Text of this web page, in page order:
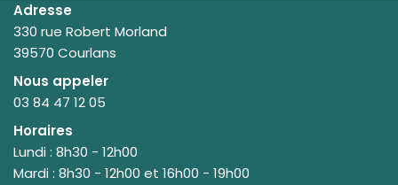
Adresse
330 rue Robert Morland
39570 Courlans
Nous appeler
03 84 47 12 05
Horaires
Lundi : 8h30 - 12h00
Mardi : 8h30 - 12h00 et 16h00 - 19h00